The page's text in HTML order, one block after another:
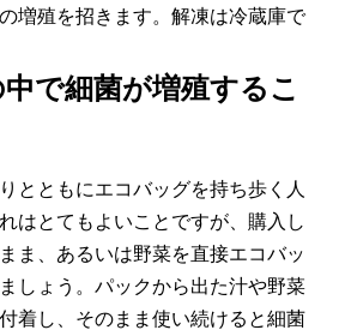
増殖を招きます。解凍は冷蔵庫で
で細菌が増殖するこ
とともにエコバッグを持ち歩く人
はとてもよいことですが、購入し
ま、あるいは野菜を直接エコバッ
しょう。パックから出た汁や野菜
着し、そのまま使い続けると細菌